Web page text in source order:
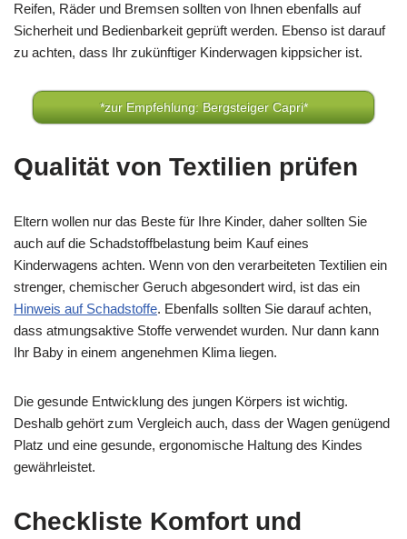
Reifen, Räder und Bremsen sollten von Ihnen ebenfalls auf
Sicherheit und Bedienbarkeit geprüft werden. Ebenso ist darauf
zu achten, dass Ihr zukünftiger Kinderwagen kippsicher ist.
*zur Empfehlung: Bergsteiger Capri*
Qualität von Textilien prüfen
Eltern wollen nur das Beste für Ihre Kinder, daher sollten Sie
auch auf die Schadstoffbelastung beim Kauf eines
Kinderwagens achten. Wenn von den verarbeiteten Textilien ein
strenger, chemischer Geruch abgesondert wird, ist das ein
Hinweis auf Schadstoffe. Ebenfalls sollten Sie darauf achten,
dass atmungsaktive Stoffe verwendet wurden. Nur dann kann
Ihr Baby in einem angenehmen Klima liegen.
Die gesunde Entwicklung des jungen Körpers ist wichtig.
Deshalb gehört zum Vergleich auch, dass der Wagen genügend
Platz und eine gesunde, ergonomische Haltung des Kindes
gewährleistet.
Checkliste Komfort und